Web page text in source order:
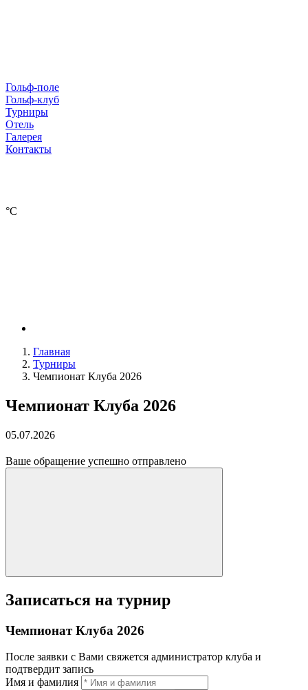
Гольф-поле
Гольф-клуб
Турниры
Отель
Галерея
Контакты
°С
Главная
Турниры
Чемпионат Клуба 2026
Чемпионат Клуба 2026
05.07.2026
Ваше обращение успешно отправлено
Записаться на турнир
Чемпионат Клуба 2026
После заявки с Вами свяжется администратор клуба и
подтвердит запись
Имя и фамилия